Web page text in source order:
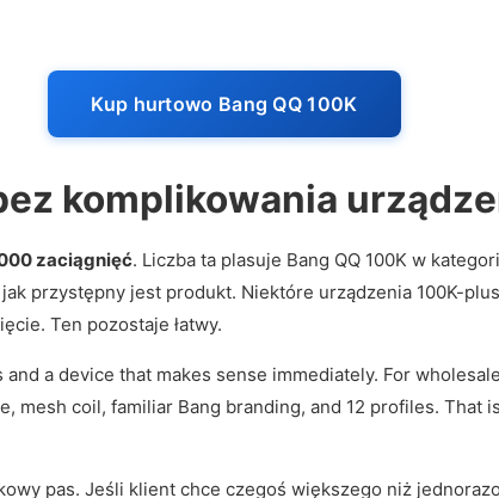
Kup hurtowo Bang QQ 100K
komplikowania
zaciągnięć. Liczba ta plasuje Bang QQ 100K w
przystępny jest produkt. Niektóre urządzenia 100K-
Ten pozostaje łatwy.
a device that makes sense immediately. For
mesh coil, familiar Bang branding, and 12 profiles. That
pas. Jeśli klient chce czegoś większego niż